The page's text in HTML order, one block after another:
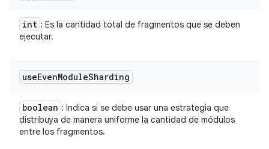
int : Es la cantidad total de fragmentos que se deben
ejecutar.
useEvenModuleSharding
boolean : Indica si se debe usar una estrategia que
distribuya de manera uniforme la cantidad de módulos
entre los fragmentos.